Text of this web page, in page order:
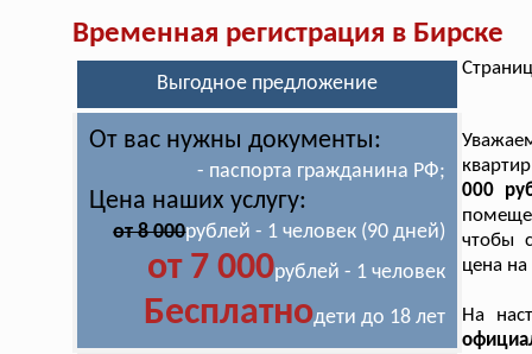
Временная регистрация в Бирске
Выгодное предложение
От вас нужны документы:
- паспорта гражданина РФ;
Цена наших услугу:
от 8 000рублей - 1 человек (90 дней)
от 7 000рублей - 1 человек
Бесплатнодети до 18 лет
000
чтобы
цена на
На